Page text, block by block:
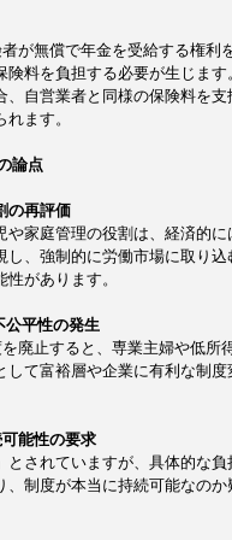
で年金を受給する権利を
負担する必要が生じます
業者と同様の保険料を支
ます。
論点
の再評価
理の役割は、経済的には
制的に労働市場に取り込
あります。
公平性の発生
ると、専業主婦や低所得
裕層や企業に有利な制度
能性の要求
ていますが、具体的な負
が本当に持続可能なのか